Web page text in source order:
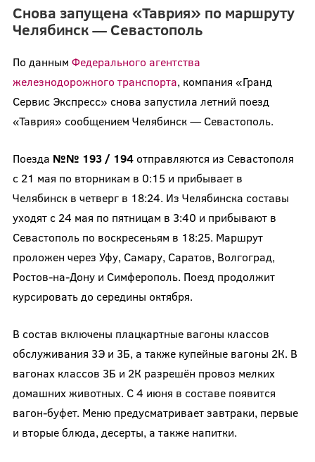
Снова запущена «Таврия» по маршруту
Челябинск — Севастополь
По данным Федерального агентства
железнодорожного транспорта, компания «Гранд
Сервис Экспресс» снова запустила летний поезд
«Таврия» сообщением Челябинск — Севастополь.
Поезда №№ 193 / 194отправляются из Севастополя
с 21 мая по вторникам в 0:15 и прибывает в
Челябинск в четверг в 18:24. Из Челябинска составы
уходят с 24 мая по пятницам в 3:40 и прибывают в
Севастополь по воскресеньям в 18:25. Маршрут
проложен через Уфу, Самару, Саратов, Волгоград,
Ростов-на-Дону и Симферополь. Поезд продолжит
курсировать до середины октября.
В состав включены плацкартные вагоны классов
обслуживания 3Э и 3Б, а также купейные вагоны 2К. В
вагонах классов 3Б и 2К разрешён провоз мелких
домашних животных. С 4 июня в составе появится
вагон-буфет. Меню предусматривает завтраки, первые
и вторые блюда, десерты, а также напитки.